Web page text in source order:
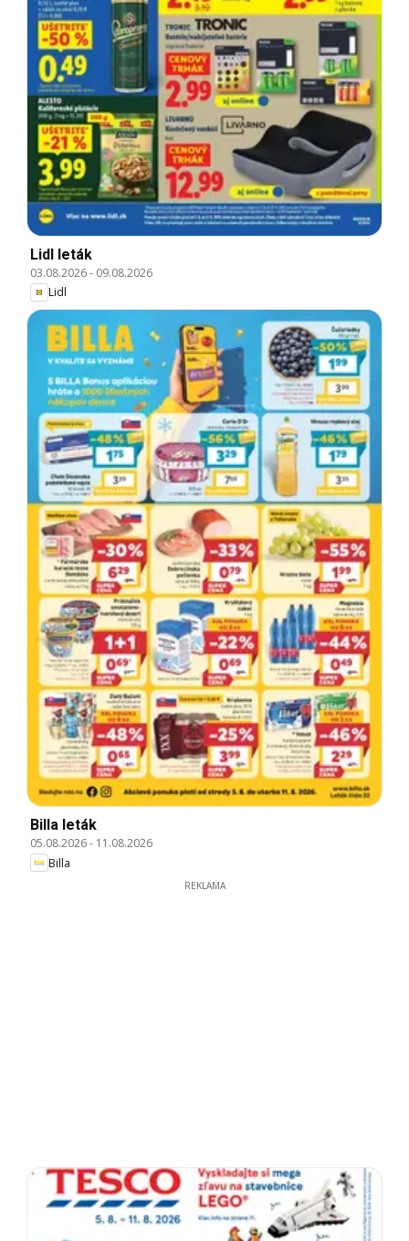
Lidl leták
03.08.2026- 09.08.2026
Lidl
Billa leták
05.08.2026- 11.08.2026
Billa
REKLAMA